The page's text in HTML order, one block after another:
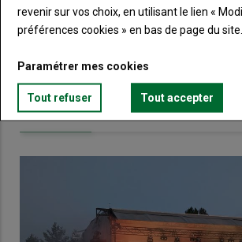
Touraine.
VOUS AIMEREZ AUSSI
revenir sur vos choix, en utilisant le lien «
préférences cookies » en bas de page du site.
Paramétrer mes cookies
Tout refuser Tout accepter